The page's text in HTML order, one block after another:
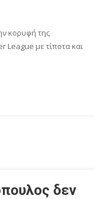
κορυφή της
League με τίποτα και
δεν